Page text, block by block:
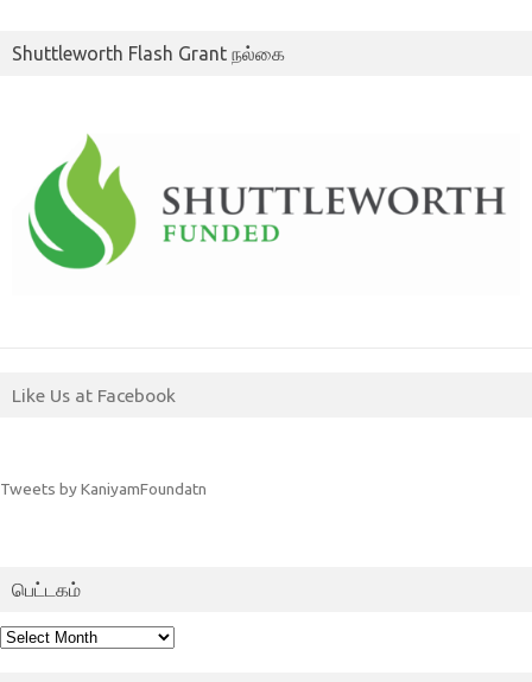
Shuttleworth Flash Grant நல்கை
Like Us at Facebook
Tweets by KaniyamFoundatn
பெட்டகம்
பெட்டகம்